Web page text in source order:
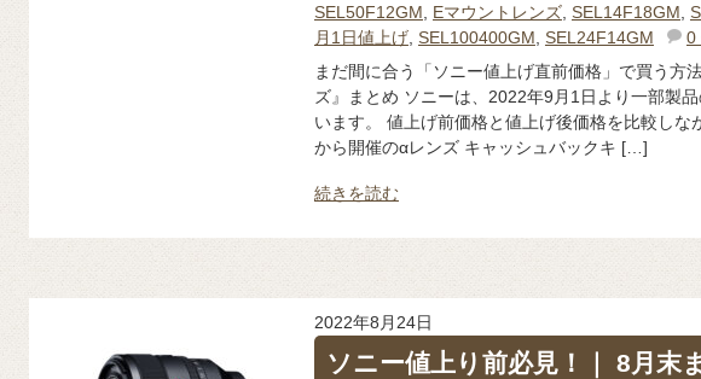
SEL50F12GM
Eマウントレンズ, SEL14F18GM
月1日値上げ, SEL100400GM SEL24F14GM
0
まだ間に合う「ソニー値上げ直前価格」で買う方
ズ』まとめ ソニーは、2022年9月1日より一部製
います。 値上げ前価格と値上げ後価格を比較しな
から開催のαレンズ キャッシュバックキ […]
続きを読む
2022年8月24日
ソニー値上り前必見！｜ 8月末